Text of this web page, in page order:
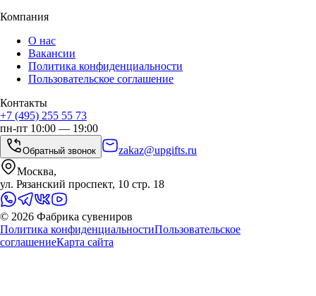
Компания
О нас
Вакансии
Политика конфиденциальности
Пользовательское соглашение
Контакты
+7 (495) 255 55 73
пн-пт 10:00 — 19:00
Обратный звонок
zakaz@upgifts.ru
Москва,
ул. Рязанский проспект, 10 стр. 18
© 2026 Фабрика сувениров
Политика конфиденциальностиПользовательское
соглашениеКарта сайта